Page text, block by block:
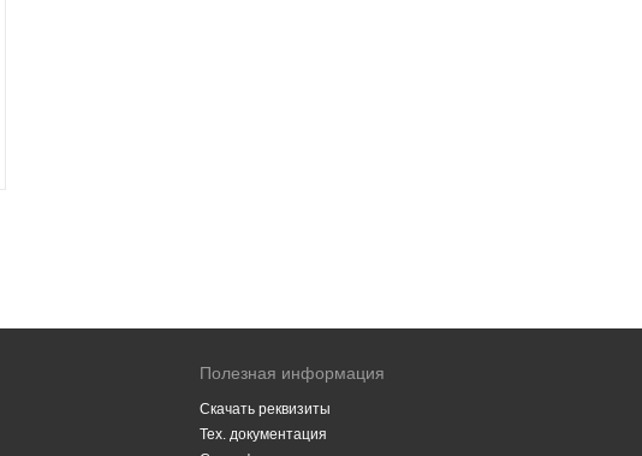
Полезная информация
Скачать реквизиты
Тех. документация